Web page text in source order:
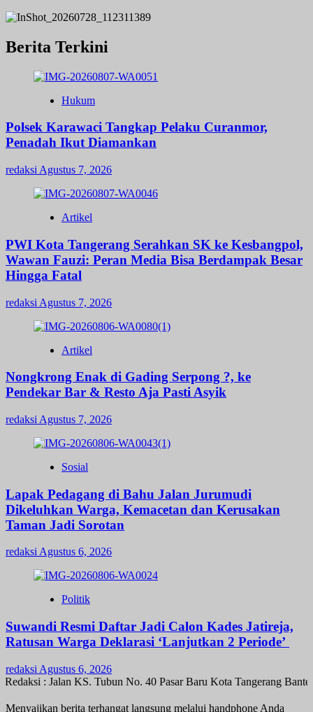
Berita Terkini
Hukum
Polsek Karawaci Tangkap Pelaku Curanmor,
Penadah Ikut Diamankan
redaksi Agustus 7, 2026
Artikel
PWI Kota Tangerang Serahkan SK ke Kesbangpol,
Wawan Fauzi: Peran Media Bisa Berdampak Besar
Hingga Fatal
redaksi Agustus 7, 2026
Artikel
Nongkrong Enak di Gading Serpong ?, ke
Pendekar Bar & Resto Aja Pasti Asyik
redaksi Agustus 7, 2026
Sosial
Lapak Pedagang di Bahu Jalan Jurumudi
Dikeluhkan Warga, Kemacetan dan Kerusakan
Taman Jadi Sorotan
redaksi Agustus 6, 2026
Politik
Suwandi Resmi Daftar Jadi Calon Kades Jatireja,
Ratusan Warga Deklarasi ‘Lanjutkan 2 Periode’
redaksi Agustus 6, 2026
: Jalan KS. Tubun No. 40 Pasar Baru Kota Tangerang
Menyajikan berita terhangat langsung melalui handphone Anda